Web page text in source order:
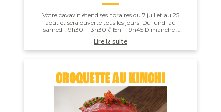
Votre cavavin étend ses horaires du 7 juillet au 25
août et sera ouverte tous les jours Du lundi au
samedi : 9h30 - 13h30 // 15h - 19h45 Dimanche :
Lire la suite